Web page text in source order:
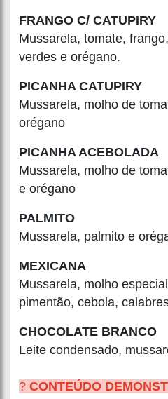
FRANGO C/ CATUPIRY
Mussarela, tomate,
verdes e orégano.
PICANHA CATUPIRY
Mussarela, molho de
orégano
PICANHA ACEBOLADA
Mussarela, molho de
e orégano
PALMITO
Mussarela, palmito e
MEXICANA
Mussarela, molho
pimentão, cebola,
CHOCOLATE BRANCO
Leite condensado,
? CONTEÚDO